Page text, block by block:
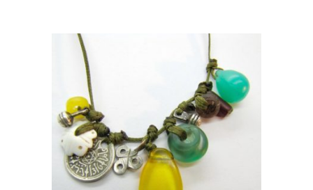
AJOUTER AU PANIER